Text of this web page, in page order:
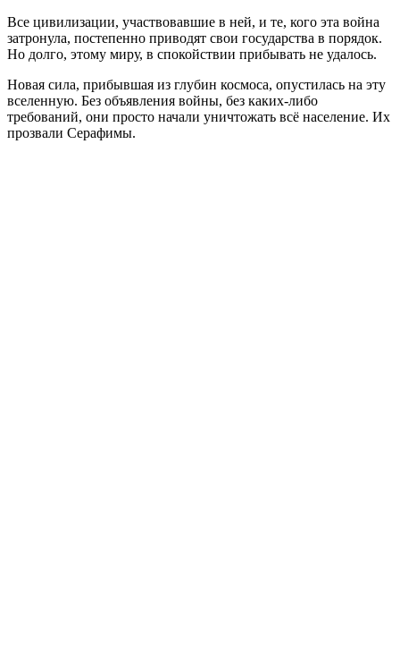
Все цивилизации, участвовавшие в ней, и те, кого эта война
затронула, постепенно приводят свои государства в порядок.
Но долго, этому миру, в спокойствии прибывать не удалось.
Новая сила, прибывшая из глубин космоса, опустилась на эту
вселенную. Без объявления войны, без каких-либо
требований, они просто начали уничтожать всё население. Их
прозвали Серафимы.